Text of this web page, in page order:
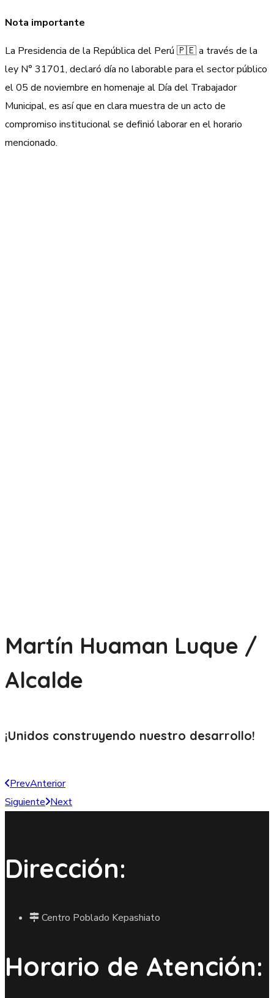
Nota importante
La Presidencia de la República del Perú 🇵🇪 a través de la
ley N° 31701, declaró día no laborable para el sector público
el 05 de noviembre en homenaje al Día del Trabajador
Municipal, es así que en clara muestra de un acto de
compromiso institucional se definió laborar en el horario
mencionado.
Martín Huaman Luque /
Alcalde
¡Unidos construyendo nuestro desarrollo!
PrevAnterior
Siguiente Next
Dirección:
Centro Poblado Kepashiato
Horario de Atención: